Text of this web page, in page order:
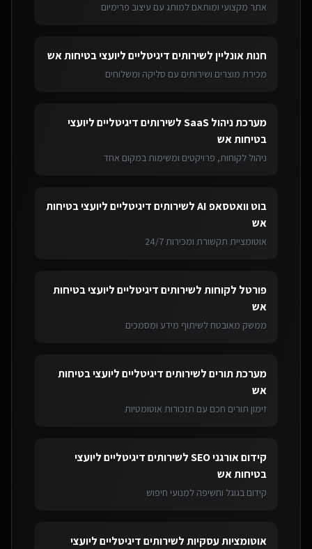
אתר מקצועי ומותאם למותג עם עיצוב פרימיום
חנות אונלייןלשירותים דיגיטליים ליועצי בטיחות אש
מכירת מוצרים ושירותים עם סליקה ומשלוחים
מערכת ניהול SaaS לשירותים דיגיטליים ליועצי
בטיחות אש
ניהול לקוחות, פרויקטים ומשימות במקום אחד
בוט וואטסאפ AI לשירותים דיגיטליים ליועצי בטיחות
אש
אוטומציית תקשורת ומכירות 24/7
פורטל לקוחותלשירותים דיגיטליים ליועצי בטיחות
אש
ממשק מאובטח לשיתוף מידע ומסמכים
מערכת תוריםלשירותים דיגיטליים ליועצי בטיחות
אש
זימון תורים חכם עם תזכורות אוטומטיות
קידום אורגני SEO לשירותים דיגיטליים ליועצי
בטיחות אש
קידום בגוגל וחשיפה למנועי חיפוש
אוטומציות עסקיותלשירותים דיגיטליים ליועצי